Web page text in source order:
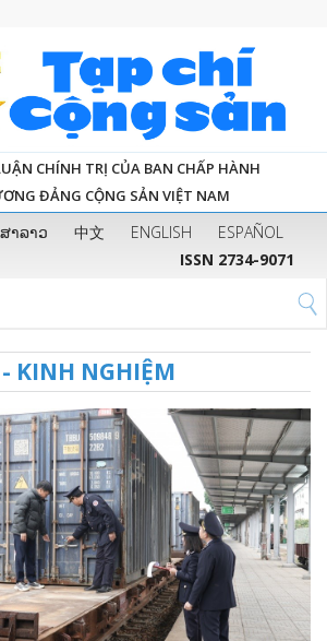
CHÍNH TRỊ CỦA BAN CHẤP HÀNH
ĐẢNG CỘNG SẢN VIỆT NAM
າລາວ 中文 ENGLISH
ESPAÑOL
ISSN 2734-9071
KINH NGHIỆM